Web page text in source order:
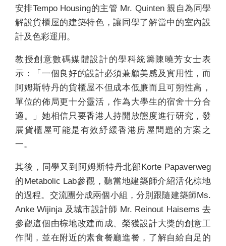
安排Tempo Housing的主管 Mr. Quinten 親自為同學
解說貨櫃屋的建築特色，讓同學了解當中的室內設
計及色彩運用。
教授創意數碼媒體設計的學科統籌陳曉芳女士表
示：「一個良好的設計必須兼顧美感及實用性，而
阿姆斯特丹的貨櫃屋不但成本低廉而且可朔性高，
單位的佈局更十分靈活，作為大學生的宿舍十分合
適。」她相信只要香港人持開放態度進行研究，發
展貨櫃屋可能是有效紓緩香港房屋問題的方案之
一。
其後，同學又到阿姆斯特丹北部Korte Papaverweg
的Metabolic Lab參觀，聽當地建築師介紹活化棕地
的過程。交流團分成兩個小組，分別跟隨建築師Ms.
Anke Wijinja 及城市設計師 Mr. Reinout Haisems 去
參觀這個由棕地改建而成、榮獲設計大獎的創意工
作間，並在附近的素食餐廳進餐，了解自給自足的